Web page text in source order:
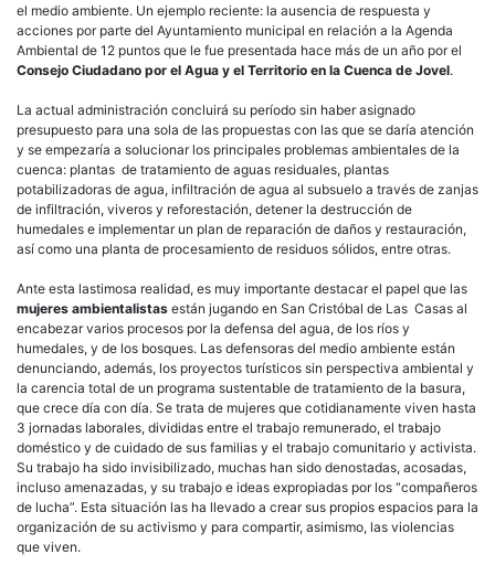
el medio ambiente. Un ejemplo reciente: la ausencia de respuesta y
acciones por parte del Ayuntamiento municipal en relación a la Agenda
Ambiental de 12 puntos que le fue presentada hace más de un año por el
Consejo Ciudadano por el Agua y el Territorio en la Cuenca de Jovel.
La actual administración concluirá su período sin haber asignado
presupuesto para una sola de las propuestas con las que se daría atención
y se empezaría a solucionar los principales problemas ambientales de la
cuenca: plantas de tratamiento de aguas residuales, plantas
potabilizadoras de agua, infiltración de agua al subsuelo a través de zanjas
de infiltración, viveros y reforestación, detener la destrucción de
humedales e implementar un plan de reparación de daños y restauración,
así como una planta de procesamiento de residuos sólidos, entre otras.
Ante esta lastimosa realidad, es muy importante destacar el papel que las
mujeres ambientalistas están jugando en San Cristóbal de Las Casas al
encabezar varios procesos por la defensa del agua, de los ríos y
humedales, y de los bosques. Las defensoras del medio ambiente están
denunciando, además, los proyectos turísticos sin perspectiva ambiental y
la carencia total de un programa sustentable de tratamiento de la basura,
que crece día con día. Se trata de mujeres que cotidianamente viven hasta
3 jornadas laborales, divididas entre el trabajo remunerado, el trabajo
doméstico y de cuidado de sus familias y el trabajo comunitario y activista.
Su trabajo ha sido invisibilizado, muchas han sido denostadas, acosadas,
incluso amenazadas, y su trabajo e ideas expropiadas por los “compañeros
de lucha”. Esta situación las ha llevado a crear sus propios espacios para la
organización de su activismo y para compartir, asimismo, las violencias
que viven.